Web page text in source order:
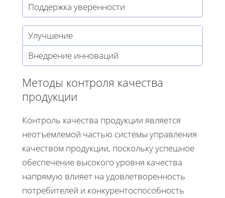
Поддержка уверенности
Улучшение
Внедрение инноваций
Методы контроля качества
продукции
Контроль качества продукции является
неотъемлемой частью системы управления
качеством продукции, поскольку успешное
обеспечение высокого уровня качества
напрямую влияет на удовлетворенность
потребителей и конкурентоспособность